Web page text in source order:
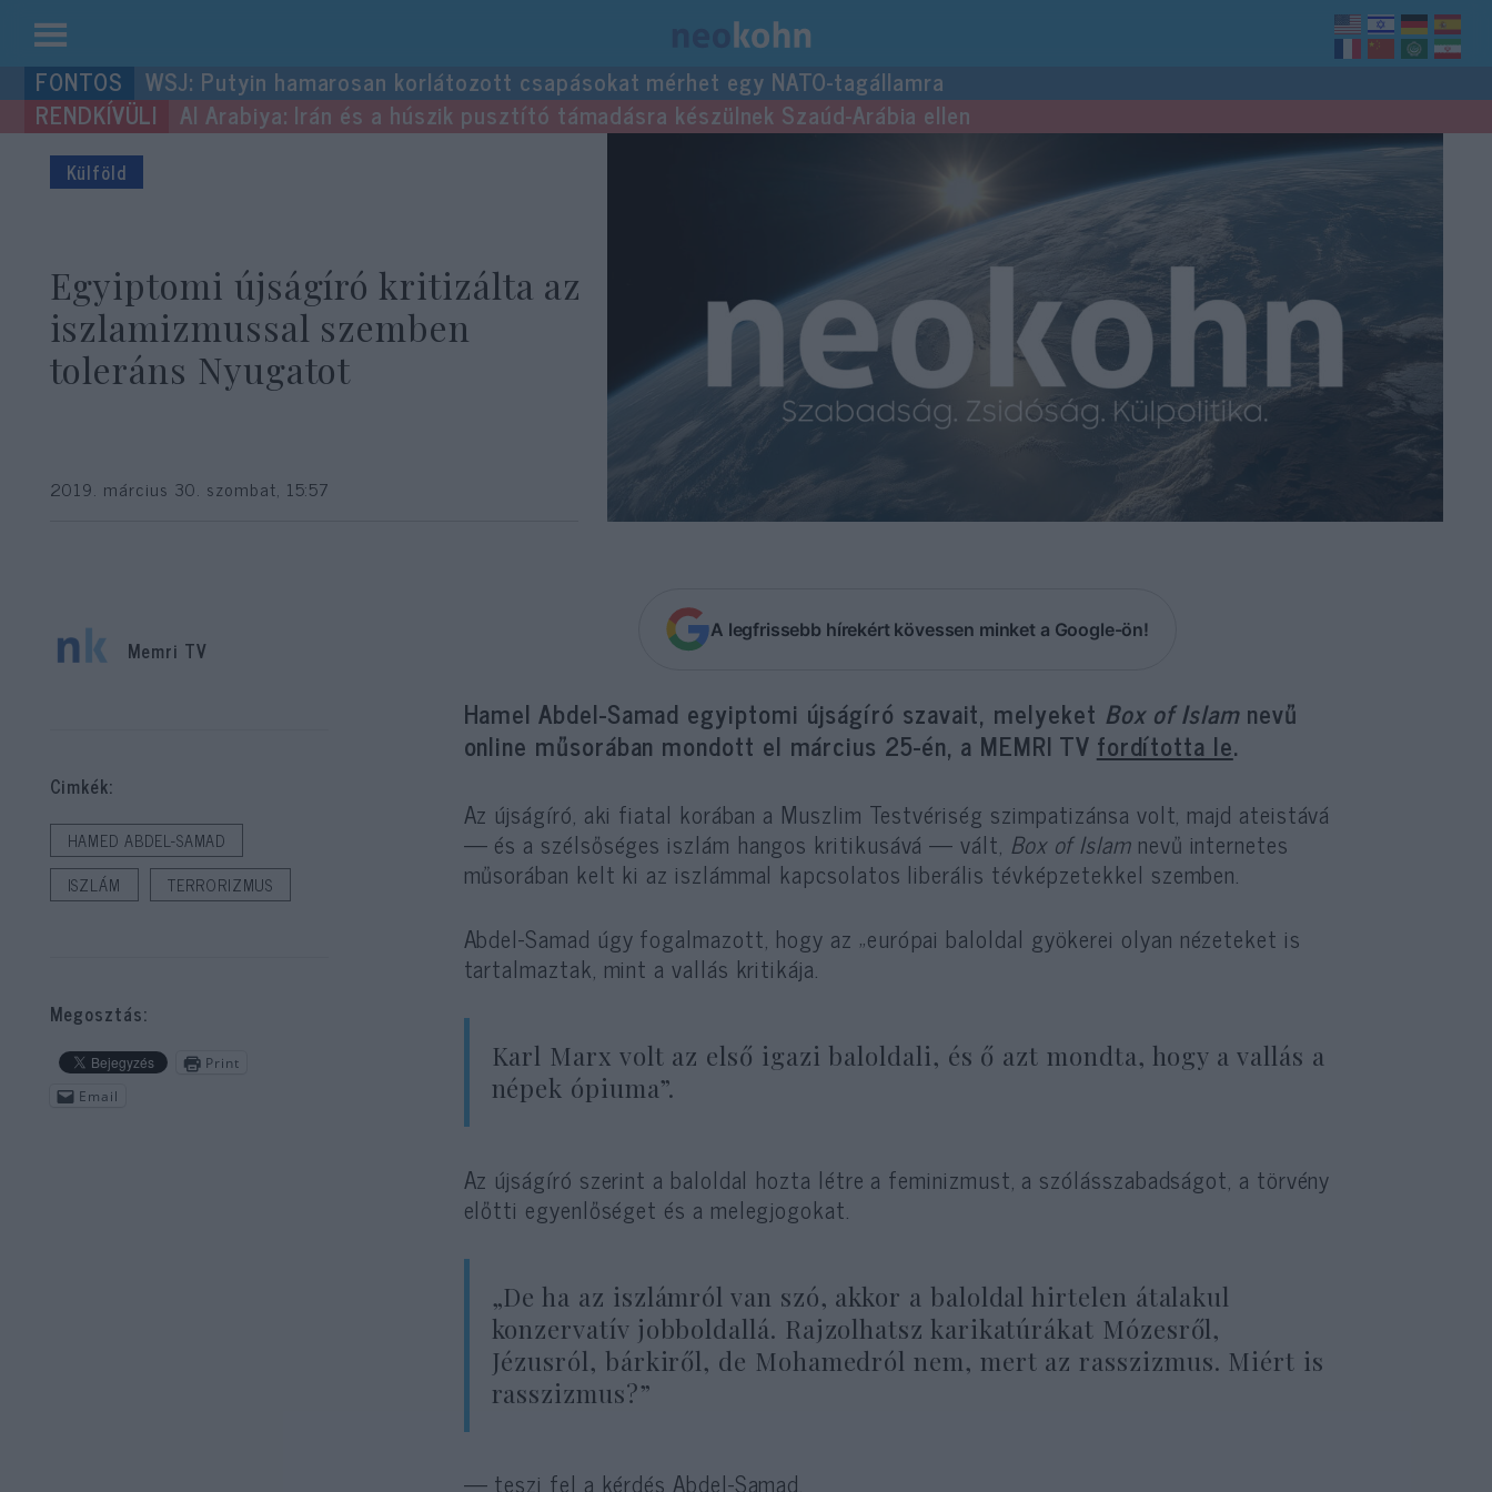
Kilépés
a
tartalomba
WSJ: Putyin hamarosan korlátozott csapásokat mérhet egy NATO-tagállamra
Al Arabiya: Irán és a húszik pusztító támadásra készülnek Szaúd-Arábia ellen
Külföld
Egyiptomi újságíró kritizálta az
iszlamizmussal szemben
toleráns Nyugatot
2019. március 30. szombat, 15:57
A legfrissebb hírekért kövessen minket a Google-ön!
Hamel Abdel-Samad egyiptomi újságíró szavait, melyeket Box of Islamnevű
online műsorában mondott el március 25-én, a MEMRI TV fordította le.
Az újságíró, aki fiatal korában a Muszlim Testvériség szimpatizánsa volt, majd ateistává
— és a szélsőséges iszlám hangos kritikusává — vált, Box of Islam nevű internetes
műsorában kelt ki az iszlámmal kapcsolatos liberális tévképzetekkel szemben.
Abdel-Samad úgy fogalmazott, hogy az „európai baloldal gyökerei olyan nézeteket is
tartalmaztak, mint a vallás kritikája.
Karl Marx volt az első igazi baloldali, és ő azt mondta, hogy a vallás a
népek ópiuma”.
Az újságíró szerint a baloldal hozta létre a feminizmust, a szólásszabadságot, a törvény
előtti egyenlőséget és a melegjogokat.
„De ha az iszlámról van szó, akkor a baloldal hirtelen átalakul
konzervatív jobboldallá. Rajzolhatsz karikatúrákat Mózesről,
Jézusról, bárkiről, de Mohamedról nem, mert az rasszizmus. Miért is
rasszizmus?”
— teszi fel a kérdés Abdel-Samad.
Memri TV
Cimkék:
HAMED ABDEL-SAMAD
ISZLÁM
TERRORIZMUS
Megosztás:
Print
Email